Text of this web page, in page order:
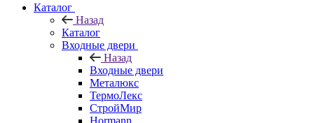
Каталог
Назад
Каталог
Входные двери
Назад
Входные двери
Металюкс
ТермоЛекс
СтройМир
Hormann